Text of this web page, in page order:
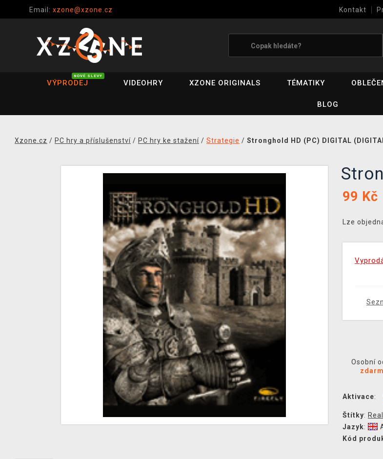
Email: xzone@xzone.cz Kontakt
VÝPRODEJ
NOVÉ SLEVY
VIDEOHRY XZONE ORIGINALS TÉMATIKY
BLOG
Xzone.cz / PC hry a příslušenství / PC hry ke stažení / Strategie / Stronghold HD (PC) DIGITAL
99 Kč
Lze
Osobní
Aktivace:
Štítky:
Jazyk:
Kód